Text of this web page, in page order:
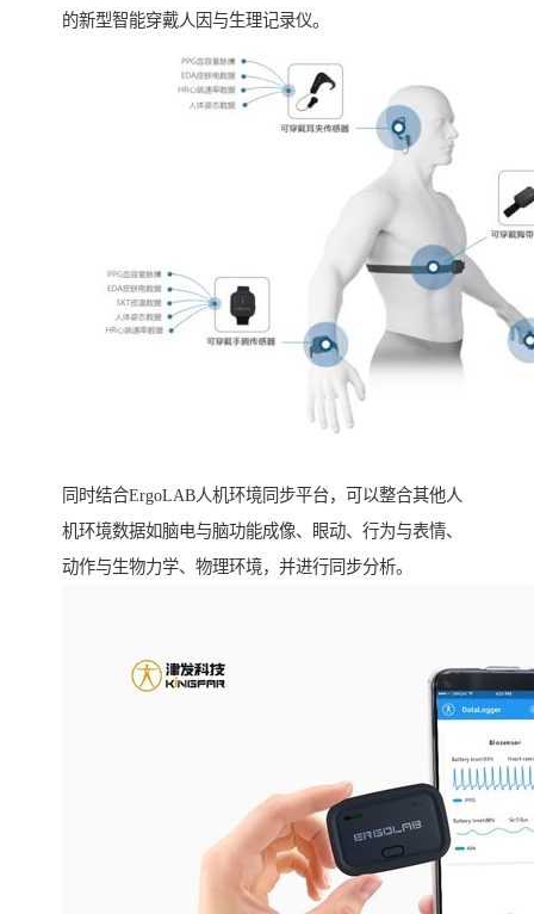
的新型智能穿戴人因与生理记录仪。
同时结合ErgoLAB人机环境同步平台，可以整合其他人
机环境数据如脑电与脑功能成像、眼动、行为与表情、
动作与生物力学、物理环境，并进行同步分析。